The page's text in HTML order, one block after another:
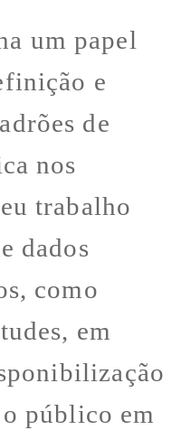
um papel
e
de
nos
trabalho
dados
como
em
o público em